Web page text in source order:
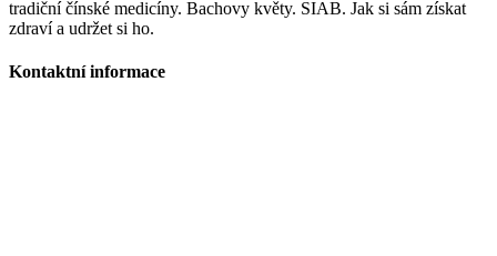
tradiční čínské medicíny. Bachovy květy. SIAB. Jak si sám získat
zdraví a udržet si ho.
Kontaktní informace